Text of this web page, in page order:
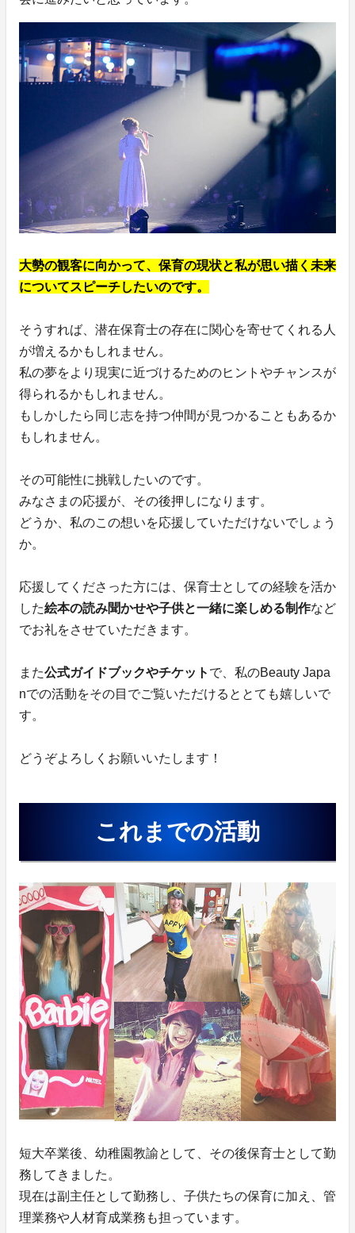
大勢の観客に向かって、保育の現状と私が思い描く未来
についてスピーチしたいのです。
そうすれば、潜在保育士の存在に関心を寄せてくれる人
が増えるかもしれません。
私の夢をより現実に近づけるためのヒントやチャンスが
得られるかもしれません。
もしかしたら同じ志を持つ仲間が見つかることもあるか
もしれません。
その可能性に挑戦したいのです。
みなさまの応援が、その後押しになります。
どうか、私のこの想いを応援していただけないでしょう
か。
応援してくださった方には、保育士としての経験を活か
した絵本の読み聞かせや子供と一緒に楽しめる制作など
でお礼をさせていただきます。
また公式ガイドブックやチケット で、私のBeauty Japa
nでの活動をその目でご覧いただけるととても嬉しいで
す。
どうぞよろしくお願いいたします！
これまでの活動
短大卒業後、幼稚園教諭として、その後保育士として勤
務してきました。
現在は副主任として勤務し、子供たちの保育に加え、管
理業務や人材育成業務も担っています。